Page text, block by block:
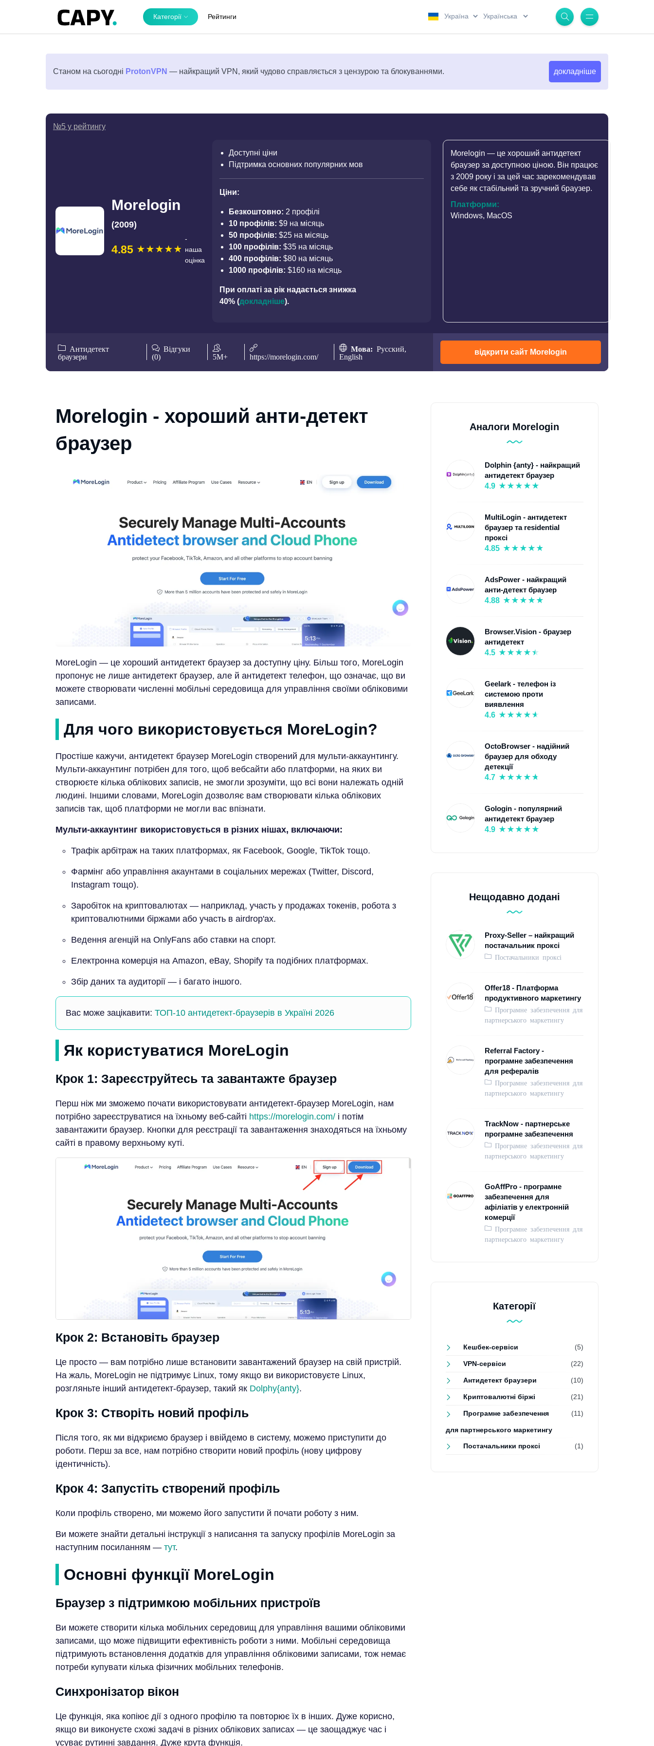
Категорії Рейтинги
Станом на сьогодні ProtonVPN — найкращий VPN, який чудово справляється з цензурою та блокуваннями. докладніше
№5 у рейтингу
Morelogin
(2009)
4.85
-
наша
оцінка
Доступні ціни
Підтримка основних популярних мов
Ціни:
Безкоштовно: 2 профілі
10 профілів: $9 на місяць
50 профілів: $25 на місяць
100 профілів: $35 на місяць
400 профілів: $80 на місяць
1000 профілів: $160 на місяць
При оплаті за рік надається знижка
40% (докладніше).
Morelogin — це хороший антидетект
браузер за доступною ціною. Він працює
з 2009 року і за цей час зарекомендував
себе як стабільний та зручний браузер.
Платформи:
Windows, MacOS
Антидетект
браузери
Відгуки
(0)
5M+ https://morelogin.com/
Мова:Русский,
English
відкрити сайт Morelogin
Morelogin - хороший анти-детект
браузер
MoreLogin — це хороший антидетект браузер за доступну ціну. Більш того, MoreLogin
пропонує не лише антидетект браузер, але й антидетект телефон, що означає, що ви
можете створювати численні мобільні середовища для управління своїми обліковими
записами.
Для чого використовується MoreLogin?
Простіше кажучи, антидетект браузер MoreLogin створений для мульти-аккаунтингу.
Мульти-аккаунтинг потрібен для того, щоб вебсайти або платформи, на яких ви
створюєте кілька облікових записів, не змогли зрозуміти, що всі вони належать одній
людині. Іншими словами, MoreLogin дозволяє вам створювати кілька облікових
записів так, щоб платформи не могли вас впізнати.
Мульти-аккаунтинг використовується в різних нішах, включаючи:
Трафік арбітраж на таких платформах, як Facebook, Google, TikTok тощо.
Фармінг або управління акаунтами в соціальних мережах (Twitter, Discord,
Instagram тощо).
Заробіток на криптовалютах — наприклад, участь у продажах токенів, робота з
криптовалютними біржами або участь в airdrop'ах.
Ведення агенцій на OnlyFans або ставки на спорт.
Електронна комерція на Amazon, eBay, Shopify та подібних платформах.
Збір даних та аудиторії — і багато іншого.
Вас може зацікавити: ТОП-10 антидетект-браузерів в Україні 2026
Як користуватися MoreLogin
Крок 1: Зареєструйтесь та завантажте браузер
Перш ніж ми зможемо почати використовувати антидетект-браузер MoreLogin, нам
потрібно зареєструватися на їхньому веб-сайті https://morelogin.com/ і потім
завантажити браузер. Кнопки для реєстрації та завантаження знаходяться на їхньому
сайті в правому верхньому куті.
Крок 2: Встановіть браузер
Це просто — вам потрібно лише встановити завантажений браузер на свій пристрій.
На жаль, MoreLogin не підтримує Linux, тому якщо ви використовуєте Linux,
розгляньте інший антидетект-браузер, такий як Dolphy{anty}.
Крок 3: Створіть новий профіль
Після того, як ми відкриємо браузер і ввійдемо в систему, можемо приступити до
роботи. Перш за все, нам потрібно створити новий профіль (нову цифрову
ідентичність).
Крок 4: Запустіть створений профіль
Коли профіль створено, ми можемо його запустити й почати роботу з ним.
Ви можете знайти детальні інструкції з написання та запуску профілів MoreLogin за
наступним посиланням — тут.
Основні функції MoreLogin
Браузер з підтримкою мобільних пристроїв
Ви можете створити кілька мобільних середовищ для управління вашими обліковими
записами, що може підвищити ефективність роботи з ними. Мобільні середовища
підтримують встановлення додатків для управління обліковими записами, тож немає
потреби купувати кілька фізичних мобільних телефонів.
Синхронізатор вікон
Це функція, яка копіює дії з одного профілю та повторює їх в інших. Дуже корисно,
якщо ви виконуєте схожі задачі в різних облікових записах — це заощаджує час і
усуває рутинні завдання. Дуже крута функція.
Аналоги Morelogin
Dolphin {anty} - найкращий
антидетект браузер
4.9
MultiLogin - антидетект
браузер та residential
проксі
4.85
AdsPower - найкращий
анти-детект браузер
4.88
Browser.Vision - браузер
антидетект
4.5
Geelark - телефон із
системою проти
виявлення
4.6
OctoBrowser - надійний
браузер для обходу
детекції
4.7
Gologin - популярний
антидетект браузер
4.9
Нещодавно додані
Proxy-Seller – найкращий
постачальник проксі
Постачальники проксі
Offer18 - Платформа
продуктивного маркетингу
Програмне забезпечення для
партнерського маркетингу
Referral Factory -
програмне забезпечення
для рефералів
Програмне забезпечення для
партнерського маркетингу
TrackNow - партнерське
програмне забезпечення
Програмне забезпечення для
партнерського маркетингу
GoAffPro - програмне
забезпечення для
афіліатів у електронній
комерції
Програмне забезпечення для
партнерського маркетингу
Категорії
Кешбек-сервіси (5)
VPN-сервіси (22)
Антидетект браузери (10)
Криптовалютні біржі (21)
Програмне забезпечення
для партнерського маркетингу
(11)
Постачальники проксі (1)